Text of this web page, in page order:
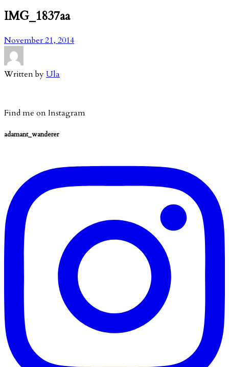
IMG_1837aa
November 21, 2014
Written byUla
Find me on Instagram
adamant_wanderer